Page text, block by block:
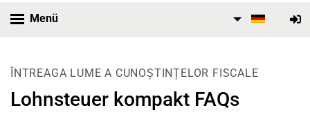
Menü
ÎNTREAGA LUME A CUNOȘTINȚELOR FISCALE
Lohnsteuer kompakt FAQs